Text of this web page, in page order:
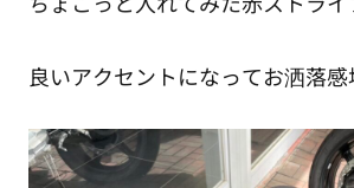
良いアクセントになってお洒落感